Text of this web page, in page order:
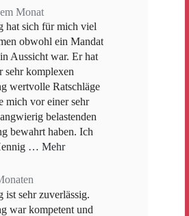
Monat
hat sich für mich viel
obwohl ein Mandat
Aussicht war. Er hat
sehr komplexen
wertvolle Ratschläge
mich vor einer sehr
belastenden
bewahrt haben. Ich
… Mehr
ist sehr zuverlässig.
war kompetent und